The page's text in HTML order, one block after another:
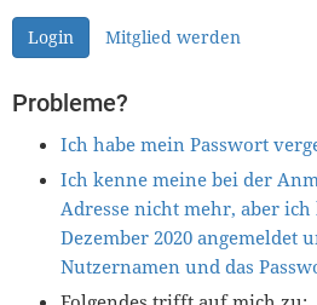
Login Mitglied werden
Probleme?
Ich habe mein Passwort
Ich kenne meine bei der
Adresse nicht mehr, aber
Dezember 2020 angemeldet
Nutzernamen und das